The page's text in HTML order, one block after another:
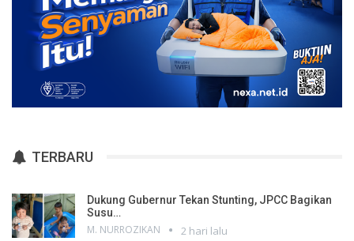
TERBARU
Dukung Gubernur Tekan Stunting, JPCC Bagikan
Susu…
M. NURROZIKAN 2 hari lalu